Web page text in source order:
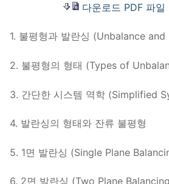
다운로드 PDF 파일
1. 불평형과 발란싱 (Unbalance and
2. 불평형의 형태 (Types of
3. 간단한 시스템 역학 (Simplified
4. 발란싱의 형태와 잔류 불평형
5. 1면 발란싱 (Single Plane
6. 2면 발란싱 (Two Plane